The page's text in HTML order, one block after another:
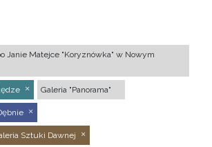
Janie Matejce "Koryznówka" w Nowym
Galeria "Panorama"
Sztuki Dawnej